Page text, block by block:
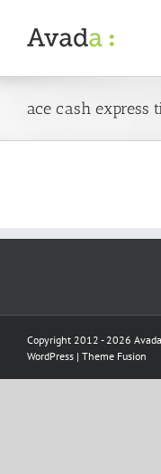
content
ace cash express
Copyright 2012 - 2026
WordPress | Theme Fusion